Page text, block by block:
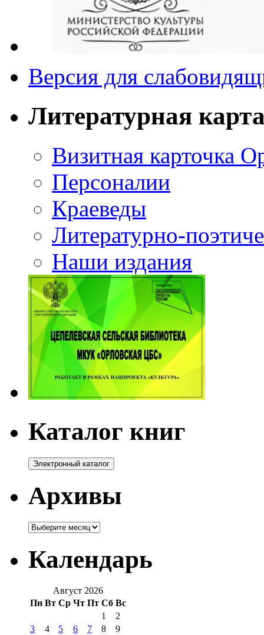
Версия для
Литературная
Визитная карточка
Персоналии
Краеведы
Литературно-
Наши издания
Каталог книг
Архивы
Архивы
Календарь
Август 2026
Пн Вт Ср Чт Пт Сб Вс
1
2
3
4 5 6 7 8
9